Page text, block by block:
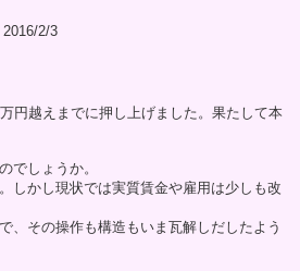
2/3
円越えまでに押し上げました。果たして本
でしょうか。
しかし現状では実質賃金や雇用は少しも改
、その操作も構造もいま瓦解しだしたよう